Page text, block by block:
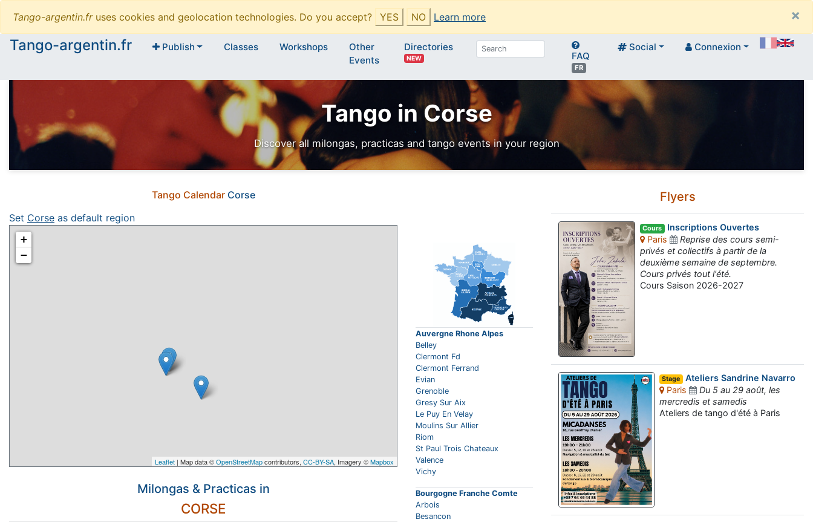
Tango-argentin.fruses cookies and geolocation technologies. Do you accept? YES NO Learn more
×
Tango-argentin.fr
Publish Classes Workshops
Other
Events
Directories
NEW FAQ
FR
Social Connexion
Tango in Corse
Discover all milongas, practicas and tango events in your region
Tango Calendar Corse
Set Corse as default region
+
−
Leaflet | Map data ©OpenStreetMapcontributors, CC-BY-SA, Imagery ©Mapbox
Milongas & Practicas in
CORSE
Auvergne Rhone Alpes
Belley
Clermont Fd
Clermont Ferrand
Evian
Grenoble
Gresy Sur Aix
Le Puy En Velay
Moulins Sur Allier
Riom
St Paul Trois Chateaux
Valence
Vichy
Bourgogne Franche Comte
Arbois
Besancon
Flyers
Cours Inscriptions Ouvertes
Paris
Reprise des cours semi-
privés et collectifs à partir de la
deuxième semaine de septembre.
Cours privés tout l'été.
Cours Saison 2026-2027
Stage Ateliers Sandrine Navarro
Paris
Du 5 au 29 août, les
mercredis et samedis
Ateliers de tango d'été à Paris